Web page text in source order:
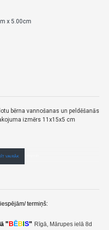
x 5.00cm
bērna vannošanas un peldēšanās
izmērs 11x15x5 cm
no vairumtirgotāja.
termiņš:
"BĒBIS" Rīgā, Mārupes ielā 8d